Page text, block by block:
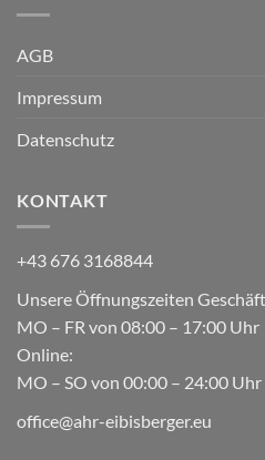
AGB
Impressum
Datenschutz
KONTAKT
+43 676 3168844
Unsere Öffnungszeiten
MO – FR von 08:00 – 17:00 Uhr
Online:
MO – SO von 00:00 – 24:00 Uhr
office@ahr-eibisberger.eu